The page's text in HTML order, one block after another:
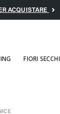
ACQUISTARE
FIORI SECCHI